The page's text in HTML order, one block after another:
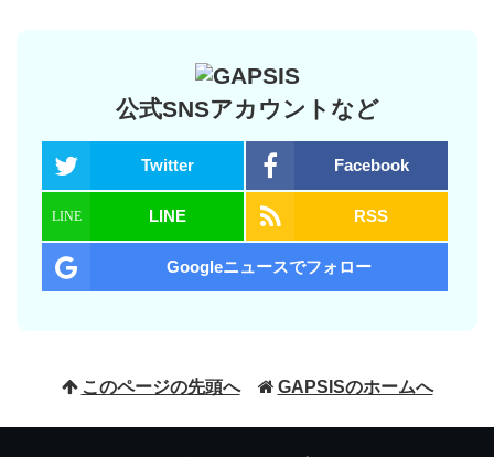
公式SNSアカウントなど
Twitter Facebook
LINE RSS
Googleニュースでフォロー
このページの先頭へ GAPSISのホームへ